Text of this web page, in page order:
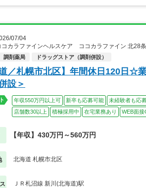
07/04
コカラファインヘルスケア ココカラファイン 北28
調剤薬局 ドラッグストア（調剤併設）
道／札幌市北区】年間休日120日
設＞
年収550万円以上可 新卒も応募可能 未経験者も応
店舗数30以上
積極採用中 在宅業務あり WEB面接
【年収】430万円～560万円
北海道 札幌市北区
ＪＲ札沼線 新川(北海道)駅